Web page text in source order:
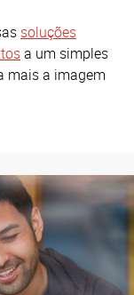
soluções
a um simples
mais a imagem